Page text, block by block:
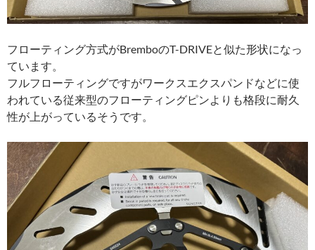
フローティング方式がBremboのT-DRIVEと似た形状になっ
ています。
フルフローティングですがワークスエクスパンドなどに使
われている従来型のフローティングピンよりも格段に耐久
性が上がっているそうです。